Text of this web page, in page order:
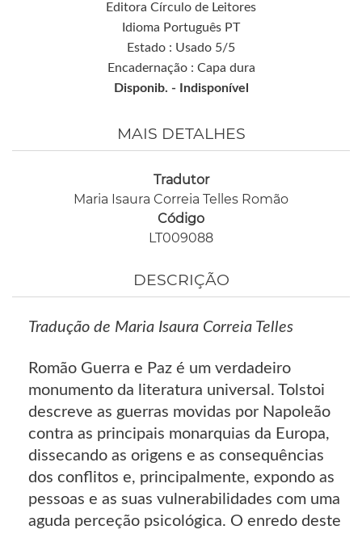
Editora Círculo de Leitores
Idioma Português PT
Estado : Usado 5/5
Encadernação : Capa dura
Disponib. -
Indisponível
MAIS DETALHES
Tradutor
Maria Isaura Correia Telles Romão
Código
LT009088
DESCRIÇÃO
Tradução de Maria Isaura Correia Telles
Romão Guerra e Paz é um verdadeiro
monumento da literatura universal. Tolstoi
descreve as guerras movidas por Napoleão
contra as principais monarquias da Europa,
dissecando as origens e as consequências
dos conflitos e, principalmente, expondo as
pessoas e as suas vulnerabilidades com uma
aguda perceção psicológica. O enredo deste